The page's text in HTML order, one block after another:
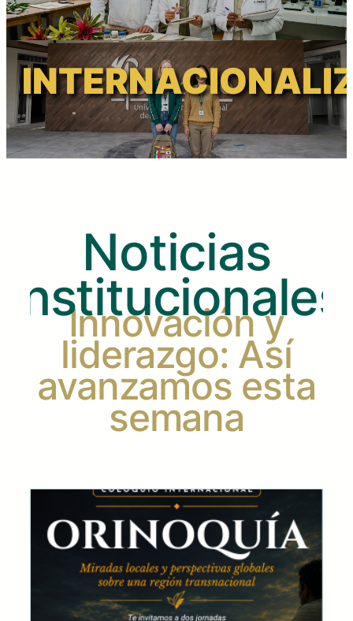
Innovación y
liderazgo: Así
avanzamos esta
semana
Noticias
Institucionales